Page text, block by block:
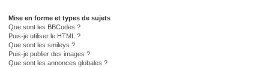
Mise en forme et types de sujets
Que sont les BBCodes ?
Puis-je utiliser le HTML ?
Que sont les smileys ?
Puis-je publier des images ?
Que sont les annonces globales ?